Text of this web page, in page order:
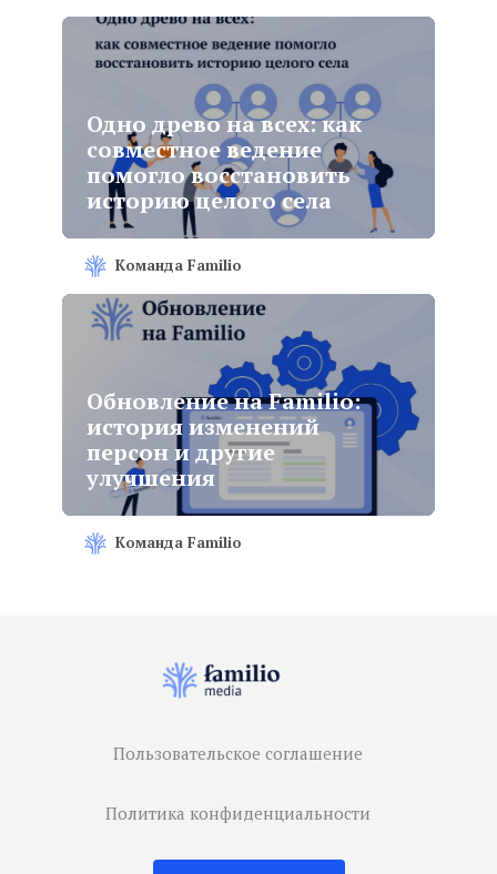
Одно древо на всех: как
совместное ведение
помогло восстановить
историю целого села
Команда Familio
Обновление на Familio:
история изменений
персон и другие
улучшения
Команда Familio
Пользовательское соглашение
Политика конфиденциальности